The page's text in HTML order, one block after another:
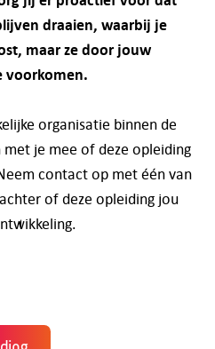
draaien, waarbij je
maar ze door jouw
voorkomen.
organisatie binnen de
je mee of deze opleiding
contact op met één van
of deze opleiding jou